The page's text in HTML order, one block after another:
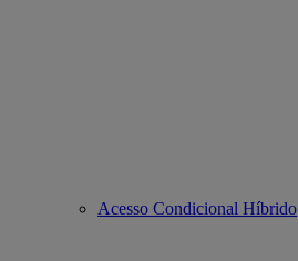
Acesso Condicional Híbrido